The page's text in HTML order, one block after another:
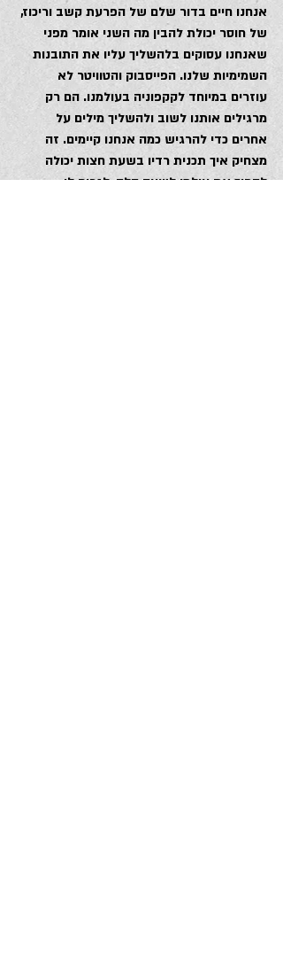
אנחנו חיים בדור שלם של הפרעת קשב וריכוז,
של חוסר יכולת להבין מה השני אומר מפני
שאנחנו עסוקים בלהשליך עליו את התובנות
השמימיות שלנו. הפייסבוק והטוויטר לא
עוזרים במיוחד לקקפוניה בעולמנו. הם רק
מרגילים אותנו לשוב ולהשליך מילים על
אחרים כדי להרגיש כמה אנחנו קיימים. זה
מצחיק איך תכנית רדיו בשעת חצות יכולה
להפוך את עולמי לשעה קלה, לגרום לי